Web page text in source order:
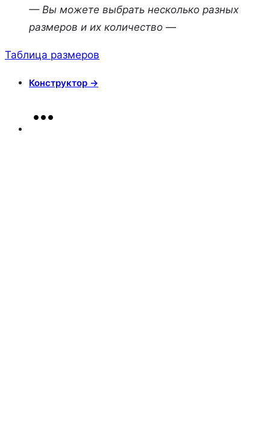
— Вы можете выбрать несколько разных
размеров и их количество —
Таблица размеров
Конструктор →